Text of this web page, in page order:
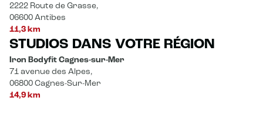
2222 Route de Grasse,
06600 Antibes
11,3 km
STUDIOS DANS VOTRE RÉGION
Iron Bodyfit Cagnes-sur-Mer
71 avenue des Alpes,
06800 Cagnes-Sur-Mer
14,9 km